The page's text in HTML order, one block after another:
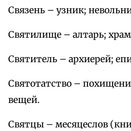
Связень – узник;
Святилище – алтарь;
Святитель – архиерей;
Святотатство –
вещей.
Святцы – месяцеслов